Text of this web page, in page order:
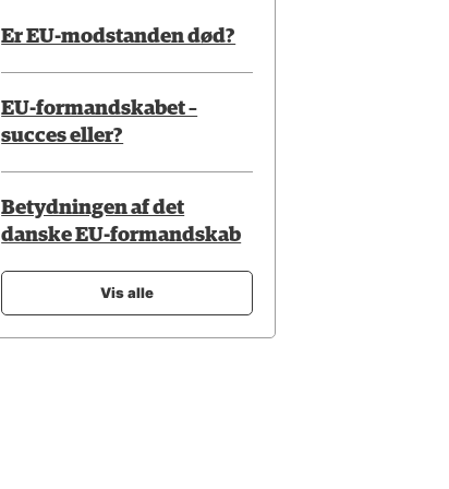
Er EU-modstanden død?
EU-formandskabet –
succes eller?
Betydningen af det
danske EU-formandskab
Vis alle